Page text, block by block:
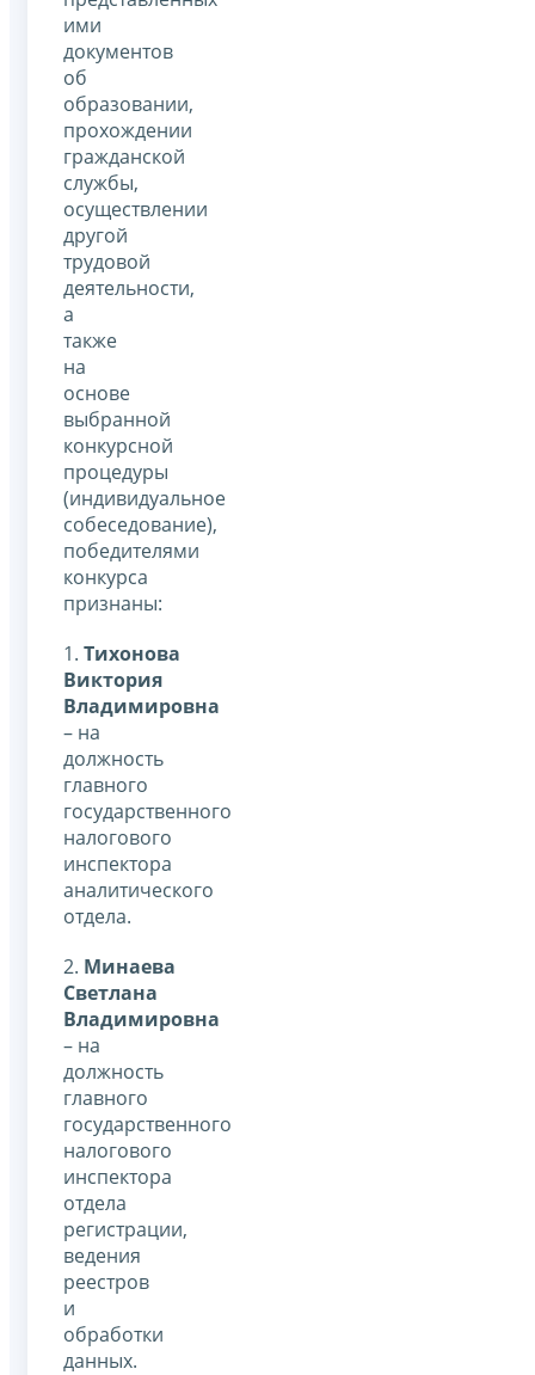
ими
документов
об
образовании,
прохождении
гражданской
службы,
осуществлении
другой
трудовой
деятельности,
а
также
на
основе
выбранной
конкурсной
процедуры
(индивидуальное
собеседование),
победителями
конкурса
признаны:
1. Тихонова
Виктория
Владимировна
– на
должность
главного
государственного
налогового
инспектора
аналитического
отдела.
2. Минаева
Светлана
Владимировна
– на
должность
главного
государственного
налогового
инспектора
отдела
регистрации,
ведения
реестров
и
обработки
данных.